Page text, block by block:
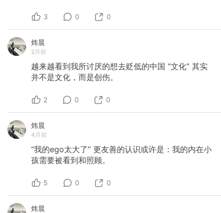
从事严肃的数学研究。北大的老师后来也承认，
不好，是自己不够努力。 工作不顺，是自己能力
不够。 得不到认可，也是自己还有不足。 很多时
候确实如此。 但还有另一种可能。 不是你不好，
说法国一定更好，只是那个环境可能更适合她。
一个好的环境，它能让人相信，自己还有成长的
可能。 所以，如果你在一个地方长期怀疑自己，
新开始生长。
3 0 0
炜晨
2月前
越来越看到我所讨厌的想去贬低的中国 “文化” 其实
并不是文化，而是创伤。
2 0 0
炜晨
4月前
“我的ego太大了” 更友善的认识或许是：我的内在小
孩需要被看到和照顾。
5 0 0
炜晨